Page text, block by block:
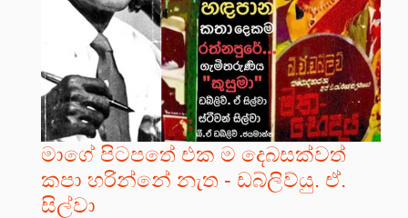
මාගේ පිටපතේ එක ම දෙබසක්වත්
කපා හරින්නේ නැත - ඩබ්ලිව්යු. ඒ.
සිල්වා